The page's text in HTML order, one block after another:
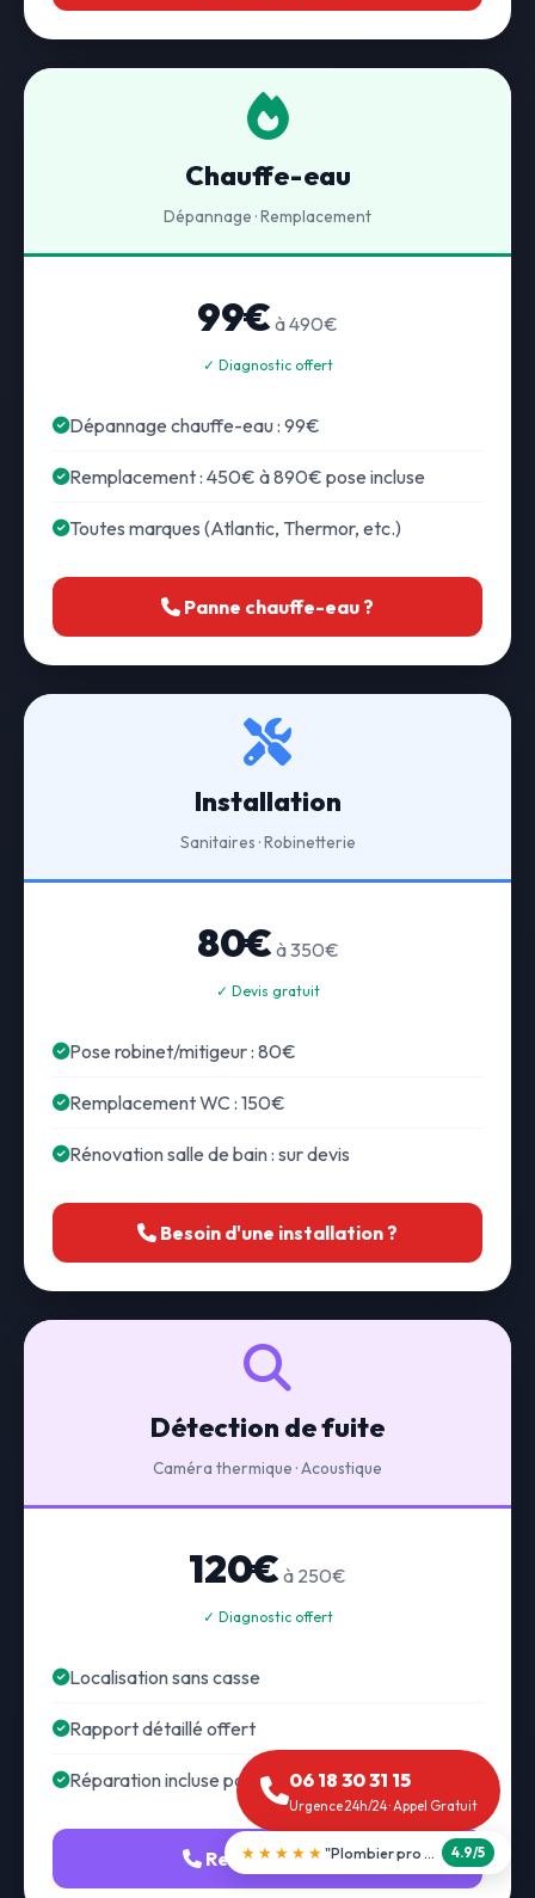
Chauffe-eau
Dépannage · Remplacement
99€ à 490€
✓ Diagnostic offert
Dépannage chauffe-eau : 99€
Remplacement : 450€ à 890€ pose incluse
Toutes marques (Atlantic, Thermor, etc.)
Panne chauffe-eau ?
Installation
Sanitaires · Robinetterie
80€ à 350€
✓ Devis gratuit
Pose robinet/mitigeur : 80€
Remplacement WC : 150€
Rénovation salle de bain : sur devis
Besoin d'une installation ?
Détection de fuite
Caméra thermique · Acoustique
120€ à 250€
✓ Diagnostic offert
Localisation sans casse
Rapport détaillé offert
Réparation incluse possible
Recherche fuite
06 18 30 31 15
Urgence 24h/24 · Appel Gratuit
★★★★★ "Débouchage WC en 30 min" 5.0/5